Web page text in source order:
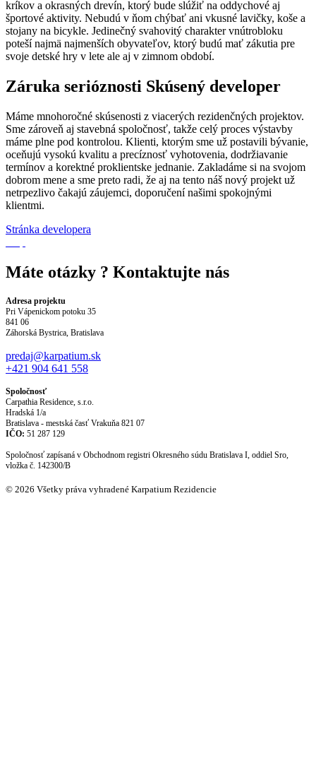
kríkov a okrasných drevín, ktorý bude slúžiť na oddychové aj
športové aktivity. Nebudú v ňom chýbať ani vkusné lavičky, koše a
stojany na bicykle. Jedinečný svahovitý charakter vnútrobloku
poteší najmä najmenších obyvateľov, ktorý budú mať zákutia pre
svoje detské hry v lete ale aj v zimnom období.
Záruka serióznosti Skúsený developer
Máme mnohoročné skúsenosti z viacerých rezidenčných projektov.
Sme zároveň aj stavebná spoločnosť, takže celý proces výstavby
máme plne pod kontrolou. Klienti, ktorým sme už postavili bývanie,
oceňujú vysokú kvalitu a precíznosť vyhotovenia, dodržiavanie
termínov a korektné proklientske jednanie. Zakladáme si na svojom
dobrom mene a sme preto radi, že aj na tento náš nový projekt už
netrpezlivo čakajú záujemci, doporučení našimi spokojnými
klientmi.
Stránka developera
Máte otázky ? Kontaktujte nás
Adresa projektu
Pri Vápenickom potoku 35
841 06
Záhorská Bystrica, Bratislava
predaj@karpatium.sk
+421 904 641 558
Spoločnosť
Carpathia Residence, s.r.o.
Hradská 1/a
Bratislava - mestská časť Vrakuňa 821 07
IČO: 51 287 129
Spoločnosť zapísaná v Obchodnom registri Okresného súdu Bratislava I, oddiel Sro,
vložka č. 142300/B
© 2026 Všetky práva vyhradené Karpatium Rezidencie